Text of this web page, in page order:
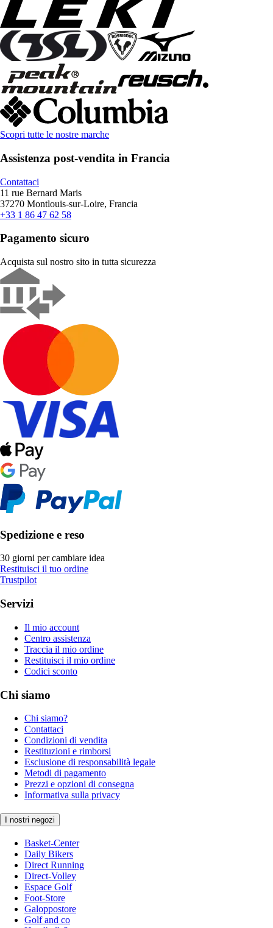
Scopri tutte le nostre marche
Assistenza post-vendita in Francia
Contattaci
11 rue Bernard Maris
37270 Montlouis-sur-Loire, Francia
+33 1 86 47 62 58
Pagamento sicuro
Acquista sul nostro sito in tutta sicurezza
Spedizione e reso
30 giorni per cambiare idea
Restituisci il tuo ordine
Trustpilot
Servizi
Il mio account
Centro assistenza
Traccia il mio ordine
Restituisci il mio ordine
Codici sconto
Chi siamo
Chi siamo?
Contattaci
Condizioni di vendita
Restituzioni e rimborsi
Esclusione di responsabilità legale
Metodi di pagamento
Prezzi e opzioni di consegna
Informativa sulla privacy
I nostri negozi
Basket-Center
Daily Bikers
Direct Running
Direct-Volley
Espace Golf
Foot-Store
Galoppostore
Golf and co